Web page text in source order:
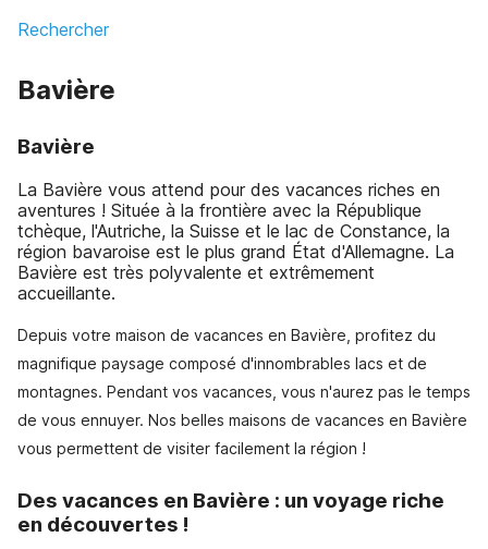
Rechercher
Bavière
Bavière
La Bavière vous attend pour des vacances riches en
aventures ! Située à la frontière avec la République
tchèque, l'Autriche, la Suisse et le lac de Constance, la
région bavaroise est le plus grand État d'Allemagne. La
Bavière est très polyvalente et extrêmement
accueillante.
Depuis votre maison de vacances en Bavière, profitez du
magnifique paysage composé d'innombrables lacs et de
montagnes. Pendant vos vacances, vous n'aurez pas le temps
de vous ennuyer. Nos belles maisons de vacances en Bavière
vous permettent de visiter facilement la région !
Des vacances en Bavière : un voyage riche
en découvertes !